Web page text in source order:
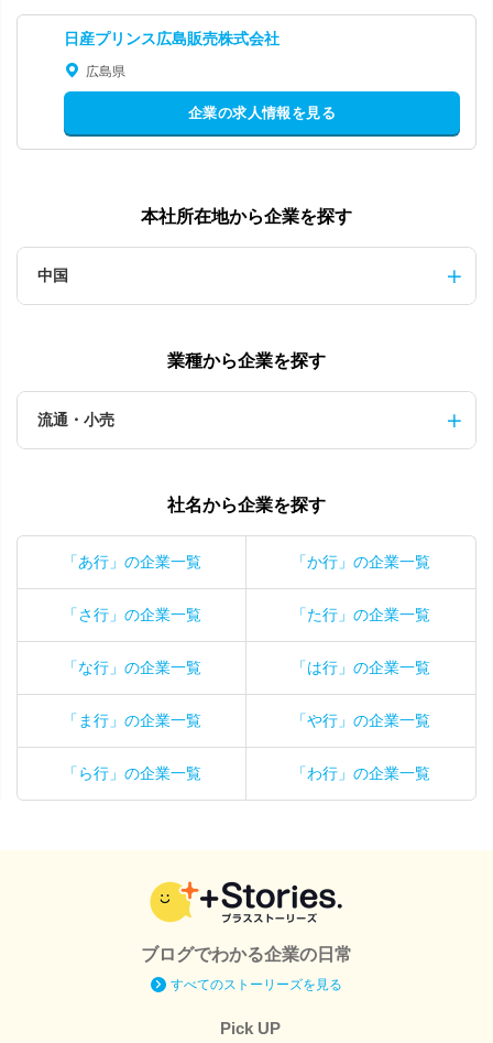
日産プリンス広島販売株式会社
広島県
企業の求人情報を見る
本社所在地から企業を探す
中国
業種から企業を探す
流通・小売
社名から企業を探す
「あ行」の企業一覧 「か行」の企業一覧
「さ行」の企業一覧 「た行」の企業一覧
「な行」の企業一覧 「は行」の企業一覧
「ま行」の企業一覧 「や行」の企業一覧
「ら行」の企業一覧 「わ行」の企業一覧
ブログでわかる企業の日常
すべてのストーリーズを見る
Pick UP